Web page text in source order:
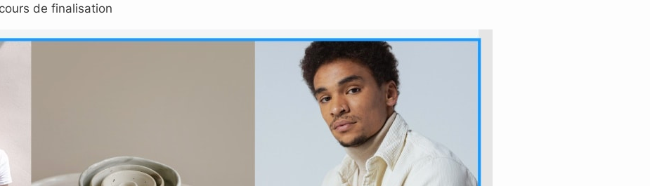
de finalisation